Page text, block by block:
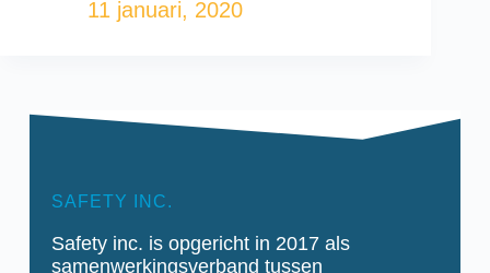
11 januari, 2020
SAFETY INC.
Safety inc. is opgericht in 2017 als
samenwerkingsverband tussen